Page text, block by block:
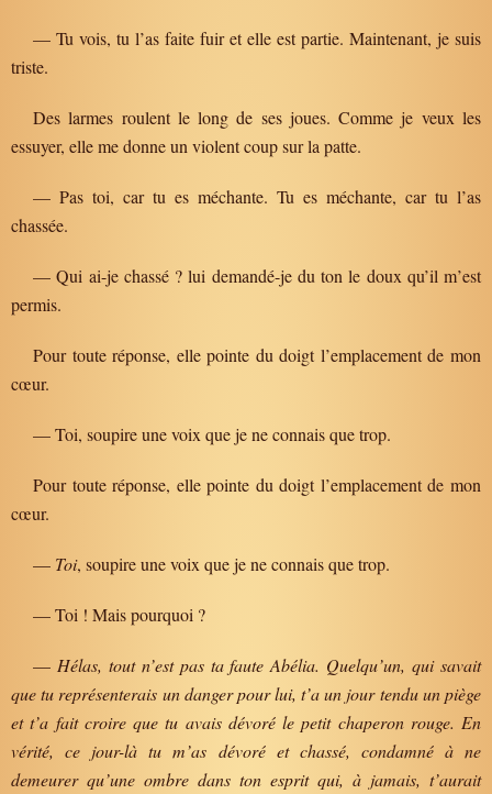
— Tu vois, tu l’as faite fuir et elle est partie. Maintenant, je suis
triste.
Des larmes roulent le long de ses joues. Comme je veux les
essuyer, elle me donne un violent coup sur la patte.
— Pas toi, car tu es méchante. Tu es méchante, car tu l’as
chassée.
— Qui ai-je chassé ? lui demandé-je du ton le doux qu’il m’est
permis.
Pour toute réponse, elle pointe du doigt l’emplacement de mon
cœur.
— Toi, soupire une voix que je ne connais que trop.
Pour toute réponse, elle pointe du doigt l’emplacement de mon
cœur.
— Toi, soupire une voix que je ne connais que trop.
— Toi ! Mais pourquoi ?
— Hélas, tout n’est pas ta faute Abélia. Quelqu’un, qui savait
que tu représenterais un danger pour lui, t’a un jour tendu un piège
et t’a fait croire que tu avais dévoré le petit chaperon rouge. En
vérité, ce jour-là tu m’as dévoré et chassé, condamné à ne
demeurer qu’une ombre dans ton esprit qui, à jamais, t’aurait